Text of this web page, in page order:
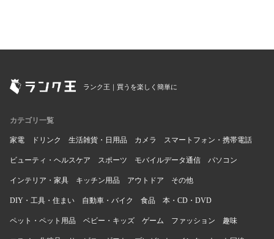
ランク王｜買うを楽しく簡単に
カテゴリ一覧
家電 ドリンク 生活雑貨・日用品 カメラ スマートフォン・携帯電話
ビューティ・ヘルスケア スポーツ モバイルデータ通信 パソコン
インテリア・家具 キッチン用品 アウトドア その他
DIY・工具・住まい 自動車・バイク 食品 本・CD・DVD
ペット・ペット用品 ベビー・キッズ ゲーム ファッション 趣味